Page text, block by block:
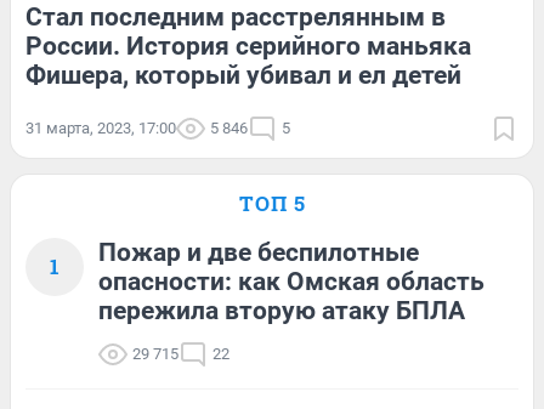
Стал последним расстрелянным в
России. История серийного маньяка
Фишера, который убивал и ел детей
31 марта, 2023, 17:00 5 846 5
ТОП 5
1
Пожар и две беспилотные
опасности: как Омская область
пережила вторую атаку БПЛА
29 715 22